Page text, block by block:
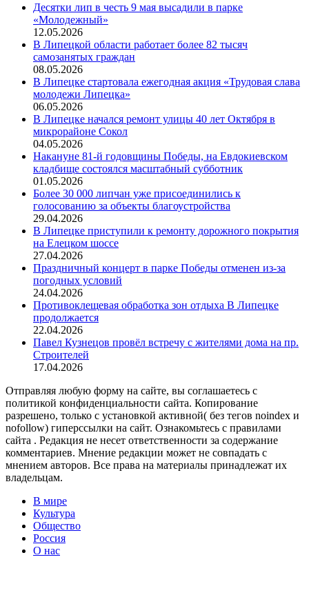
Десятки лип в честь 9 мая высадили в парке
«Молодежный»
12.05.2026
В Липецкой области работает более 82 тысяч
самозанятых граждан
08.05.2026
В Липецке стартовала ежегодная акция «Трудовая слава
молодежи Липецка»
06.05.2026
В Липецке начался ремонт улицы 40 лет Октября в
микрорайоне Сокол
04.05.2026
Накануне 81-й годовщины Победы, на Евдокиевском
кладбище состоялся масштабный субботник
01.05.2026
Более 30 000 липчан уже присоединились к
голосованию за объекты благоустройства
29.04.2026
В Липецке приступили к ремонту дорожного покрытия
на Елецком шоссе
27.04.2026
Праздничный концерт в парке Победы отменен из-за
погодных условий
24.04.2026
Противоклещевая обработка зон отдыха В Липецке
продолжается
22.04.2026
Павел Кузнецов провёл встречу с жителями дома на пр.
Строителей
17.04.2026
Отправляя любую форму на сайте, вы соглашаетесь с
политикой конфиденциальности сайта. Копирование
разрешено, только с установкой активной( без тегов noindex и
nofollow) гиперссылки на сайт. Ознакомьтесь с правилами
сайта . Редакция не несет ответственности за содержание
комментариев. Мнение редакции может не совпадать с
мнением авторов. Все права на материалы принадлежат их
владельцам.
В мире
Культура
Общество
Россия
О нас